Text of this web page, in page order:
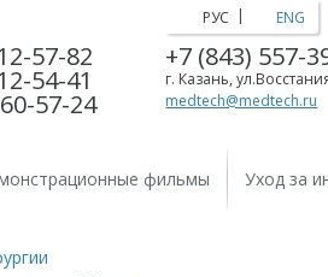
57-82
54-41
57-24
РУС | ENG
+7 (843) 557-
г. Казань,
medtech@medtech.ru
фильмы Уход за